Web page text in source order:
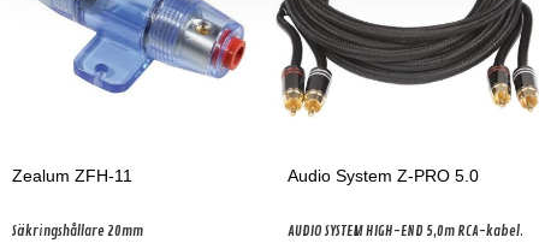
Zealum ZFH-11
Säkringshållare 20mm
Audio System Z-PRO 5.0
AUDIO SYSTEM HIGH-END 5,0m RCA-kabel.